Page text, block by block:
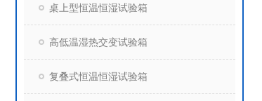
桌上型恒温恒湿试验箱
高低温湿热交变试验箱
复叠式恒温恒湿试验箱